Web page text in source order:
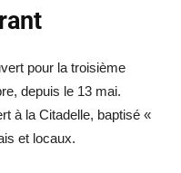
pour la troisième
depuis le 13 mai.
à la Citadelle, baptisé «
et locaux.